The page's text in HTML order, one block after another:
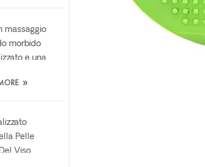
massaggio
morbido
e una
per la
»
Pelle
Viso